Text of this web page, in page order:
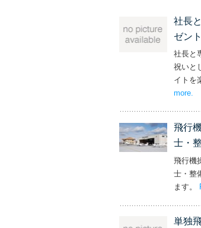
社長
ゼント
社長と
祝いと
イトを
more–
.
飛行
士・
飛行機
士・整
ます。
単独